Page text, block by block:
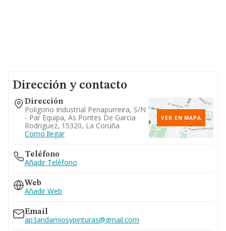
Dirección y contacto
Dirección
Poligono Industrial Penapurreira, S/n
- Par Equipa, As Pontes De Garcia
Rodriguez, 15320, La Coruña
Como llegar
VER EN MAPA
Teléfono
Añadir Teléfono
Web
Añadir Web
Email
ap3andamiosypinturas@gmail.com